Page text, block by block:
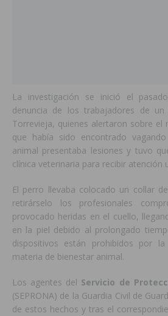
La investigación se inició el pasado
denuncia de los trabajadores de un
Torrevieja, quienes alertaron sobre el
que había sido encontrado
animal presentaba lesiones y tuvo
clínica veterinaria para recibir atención
El perro llevaba colocado un collar
retirárselo los profesionales
provocado heridas en el cuello,
en la piel debido al prolongado
dispositivos están prohibidos por
materia de bienestar animal.
Los agentes del Servicio de
(SEPRONA) de la Guardia Civil de
de estos hechos y tras el